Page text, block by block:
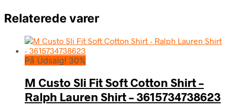
Relaterede varer
På Udsalg! 30%
M Custo Sli Fit Soft Cotton Shirt –
Ralph Lauren Shirt – 3615734738623